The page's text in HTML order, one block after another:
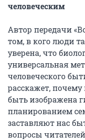
человеческим
Автор передачи
том, в кого люди
уверена, что
универсальная
человеческого
расскажет,
быть изображена
планированием
заставляют нас
вопросы